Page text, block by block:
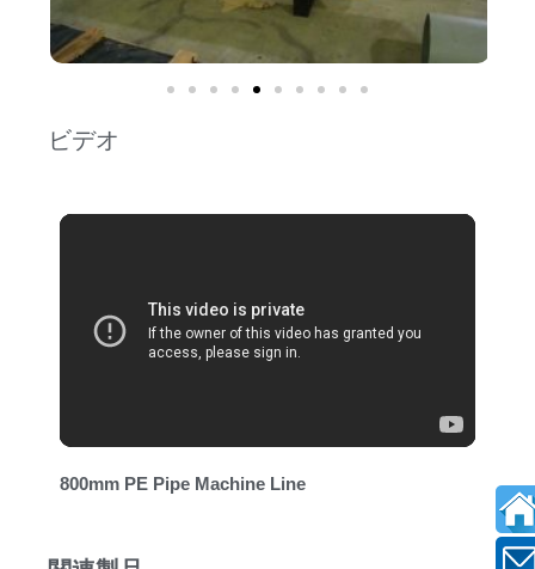
ビデオ
800mm PE Pipe Machine Line